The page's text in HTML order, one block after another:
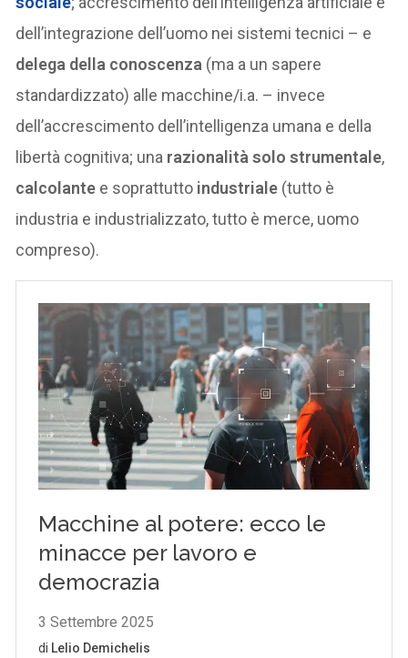
dell’integrazione dell’uomo nei sistemi tecnici – e
delega della conoscenza (ma a un sapere
standardizzato) alle macchine/i.a. – invece
dell’accrescimento dell’intelligenza umana e della
libertà cognitiva; una razionalità solo strumentale,
calcolante e soprattutto industriale (tutto è
industria e industrializzato, tutto è merce, uomo
compreso).